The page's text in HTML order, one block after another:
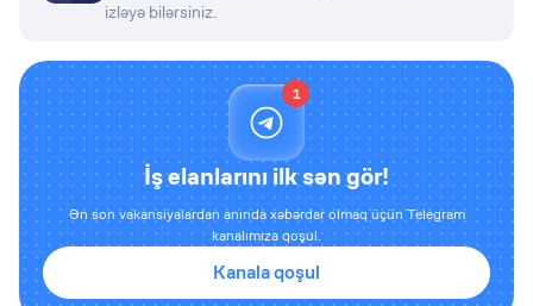
izləyə bilərsiniz.
1
İş elanlarını ilk sən gör!
Ən son vakansiyalardan anında xəbərdar olmaq üçün Telegram
kanalımıza qoşul.
Kanala qoşul